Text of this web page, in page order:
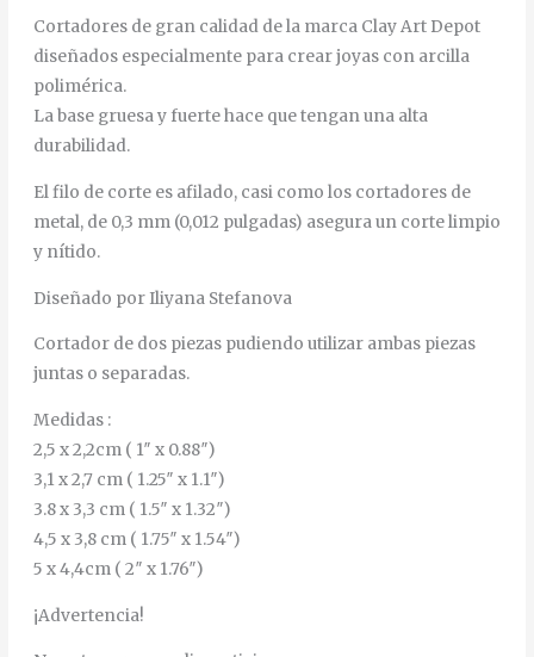
Cortadores de gran calidad de la marca Clay Art Depot
diseñados especialmente para crear joyas con arcilla
polimérica.
La base gruesa y fuerte hace que tengan una alta
durabilidad.
El filo de corte es afilado, casi como los cortadores de
metal, de 0,3 mm (0,012 pulgadas) asegura un corte limpio
y nítido.
Diseñado por Iliyana Stefanova
Cortador de dos piezas pudiendo utilizar ambas piezas
juntas o separadas.
Medidas :
2,5 x 2,2cm ( 1″ x 0.88″)
3,1 x 2,7 cm ( 1.25″ x 1.1″)
3.8 x 3,3 cm ( 1.5″ x 1.32″)
4,5 x 3,8 cm ( 1.75″ x 1.54″)
5 x 4,4cm ( 2″ x 1.76″)
¡Advertencia!